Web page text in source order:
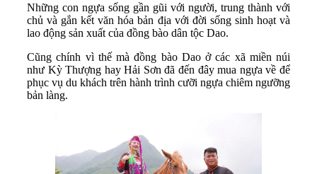
Những con ngựa sống gần gũi với người, trung thành với
chủ và gắn kết văn hóa bản địa với đời sống sinh hoạt và
lao động sản xuất của đồng bào dân tộc Dao.
Cũng chính vì thế mà đồng bào Dao ở các xã miền núi
như Kỳ Thượng hay Hải Sơn đã đến đây mua ngựa về để
phục vụ du khách trên hành trình cưỡi ngựa chiêm ngưỡng
bản làng.